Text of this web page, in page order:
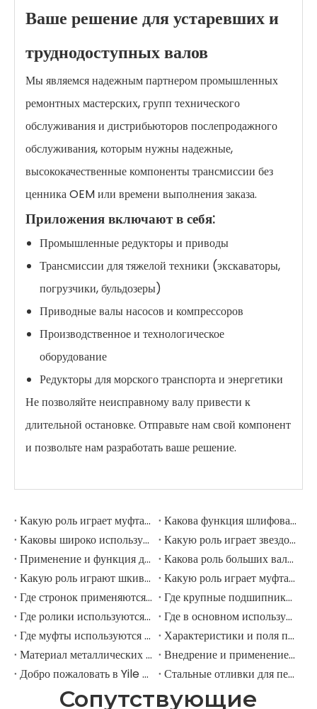
Ваше решение для устаревших и
труднодоступных валов
Мы являемся надежным партнером промышленных
ремонтных мастерских, групп технического
обслуживания и дистрибьюторов послепродажного
обслуживания, которым нужны надежные,
высококачественные компоненты трансмиссии без
ценника OEM или времени выполнения заказа.
Приложения включают в себя:
Промышленные редукторы и приводы
Трансмиссии для тяжелой техники (экскаваторы,
погрузчики, бульдозеры)
Приводные валы насосов и компрессоров
Производственное и технологическое
оборудование
Редукторы для морского транспорта и энергетики
Не позволяйте неисправному валу привести к
длительной остановке. Отправьте нам свой компонент
и позвольте нам разработать ваше решение.
Какую роль играет муфта в шлифовальной мельнице?
Какова функция шлифовальных рулонов в мельнице шлифовации?
Каковы широко используемые аксессуары в шлифовальной мельнице?
Какую роль играет звездочка в горнодобывающем экскаваторе?
Применение и функция дорожных роликов в горнодобывающих экскаваторах
Какова роль больших валов в горнодобывающих экскаваторах?
Какую роль играют шкивы в крупных горнодобывающих экскаваторах?
Какую роль играет муфта в горнодобывающем экскаваторе?
Где стронок применяются в горнодобывающем оборудовании?
Где крупные подшипники применяются в механическом оборудовании?
Где ролики используются в крупномасштабном механическом оборудовании?
Где в основном используются промышленные шкивы?
Где муфты используются в промышленном поле?
Характеристики и поля применения шестерни для елочки
Материал металлических передач
Внедрение и применение прямозубых передач.
Добро пожаловать в Yile Machinery
Стальные отливки для передач
Сопутствующие